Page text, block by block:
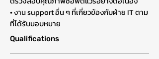
• งาน support อื่น ๆ ที่เกี่ยวข้องกับฝ่าย IT ตาม
ที่ได้รับมอบหมาย
Qualifications